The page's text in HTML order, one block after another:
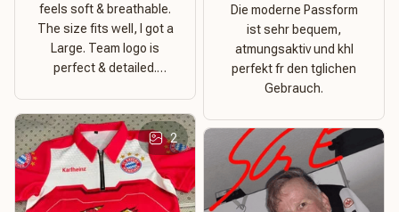
feels soft & breathable.
The size fits well, I got a
Large. Team logo is
perfect & detailed.
Die moderne Passform
ist sehr bequem,
atmungsaktiv und khl
perfekt fr den tglichen
Gebrauch.
2